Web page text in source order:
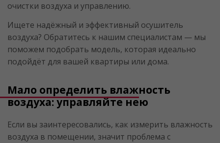
очистки воздуха и управлению.
Ищете надёжный и эффективный осушитель
воздуха? Обратитесь к нашим специалистам — мы
поможем подобрать модель, которая идеально
подойдёт для вашей квартиры или дома.
Мало определить влажность
воздуха: управляйте нею
Если вы заинтересовались, как измерить влажность
воздуха в помещении, значит проблема с